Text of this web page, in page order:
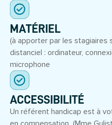
MATÉRIEL
(à apporter par les stagiaires
distanciel : ordinateur,
microphone
ACCESSIBILITÉ
Un référent handicap est à